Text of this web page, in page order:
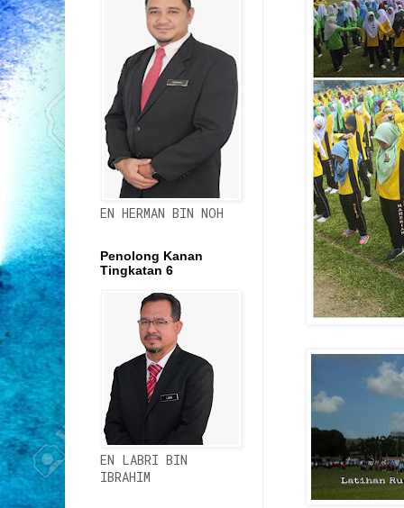
EN HERMAN BIN NOH
Penolong Kanan
Tingkatan 6
EN LABRI BIN
IBRAHIM